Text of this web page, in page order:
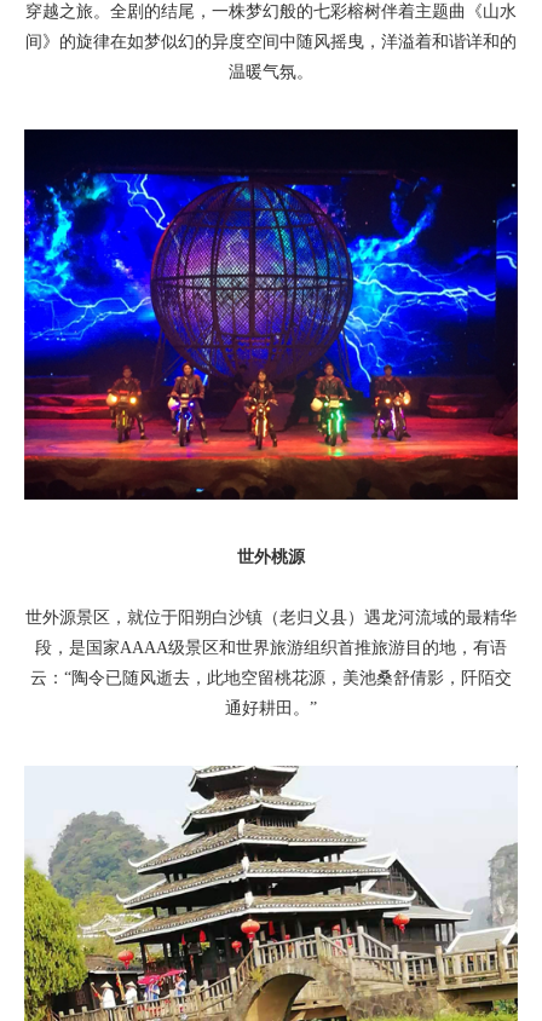
穿越之旅。全剧的结尾，一株梦幻般的七彩榕树伴着主题曲《山水
间》的旋律在如梦似幻的异度空间中随风摇曳，洋溢着和谐详和的
温暖气氛。
世外桃源
世外源景区，就位于阳朔白沙镇（老归义县）遇龙河流域的最精华
段，是国家AAAA级景区和世界旅游组织首推旅游目的地，有语
云：“陶令已随风逝去，此地空留桃花源，美池桑舒倩影，阡陌交
通好耕田。”